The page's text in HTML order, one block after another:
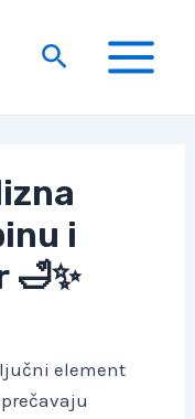
Search
Main
i
element